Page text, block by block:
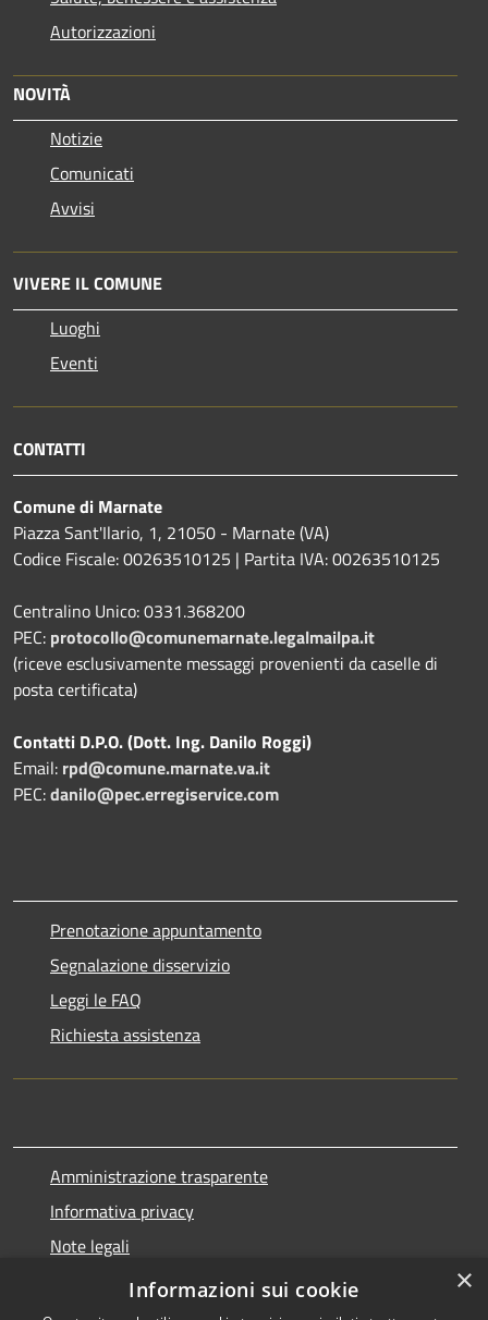
Autorizzazioni
NOVITÀ
Notizie
Comunicati
Avvisi
VIVERE IL COMUNE
Luoghi
Eventi
CONTATTI
Comune di Marnate
Piazza Sant'Ilario, 1, 21050 - Marnate (VA)
Codice Fiscale: 00263510125 | Partita IVA: 00263510125
Centralino Unico: 0331.368200
PEC: protocollo@comunemarnate.legalmailpa.it
(riceve esclusivamente messaggi provenienti da caselle di
posta certificata)
Contatti D.P.O. (Dott. Ing. Danilo Roggi)
Email: rpd@comune.marnate.va.it
PEC:danilo@pec.erregiservice.com
Prenotazione appuntamento
Segnalazione disservizio
Leggi le FAQ
Richiesta assistenza
Amministrazione trasparente
Informativa privacy
Note legali
Dichiarazione di accessibilità
×
Informazioni sui cookie